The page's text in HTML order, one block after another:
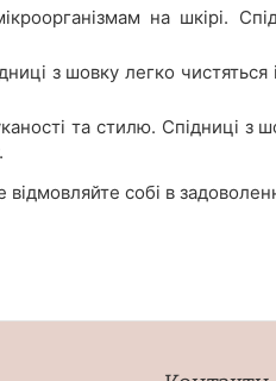
на шкірі.
з шовку легко чистяться
та стилю. Спідниці з
собі в